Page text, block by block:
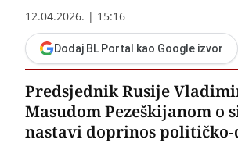
12.04.2026. | 15:16
Dodaj BL Portal kao Google izvor
Predsjednik Rusije
Masudom Pezeškijanom
nastavi doprinos